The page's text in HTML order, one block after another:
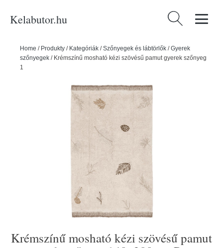
Kelabutor.hu Keresés:
Home / Produkty / Kategóriák /Szőnyegek és lábtörlők /Gyerek
szőnyegek / Krémszínű mosható kézi szövésű pamut gyerek szőnyeg
140x200 cm Pine Forest – Lorena Canals
Krémszínű mosható kézi szövésű pamut